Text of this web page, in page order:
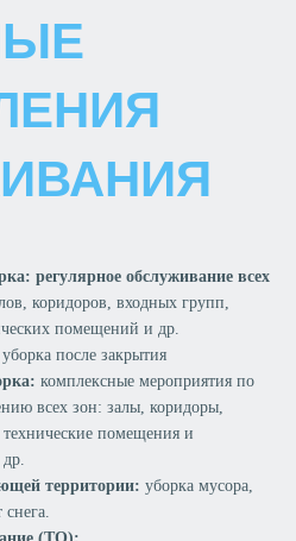
регулярное обслуживание всех
коридоров, входных групп,
помещений и др.
уборка после закрытия
комплексные мероприятия по
всех зон: залы, коридоры,
помещения и
территории: уборка мусора,
снега.